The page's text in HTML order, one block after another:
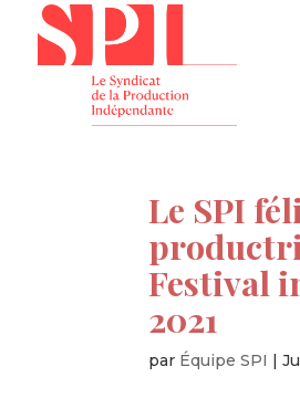
Le SPI
Festival
2021
par Équipe SPI |